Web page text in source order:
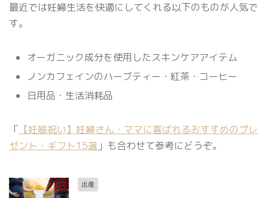
最近では妊婦生活を快適にしてくれる以下のものが人気で
す。
オーガニック成分を使用したスキンケアアイテム
ノンカフェインのハーブティー・紅茶・コーヒー
日用品・生活消耗品
「 【妊娠祝い】妊婦さん・ママに喜ばれるおすすめのプレ
ゼント・ギフト15選 」も合わせて参考にどうぞ。
出産